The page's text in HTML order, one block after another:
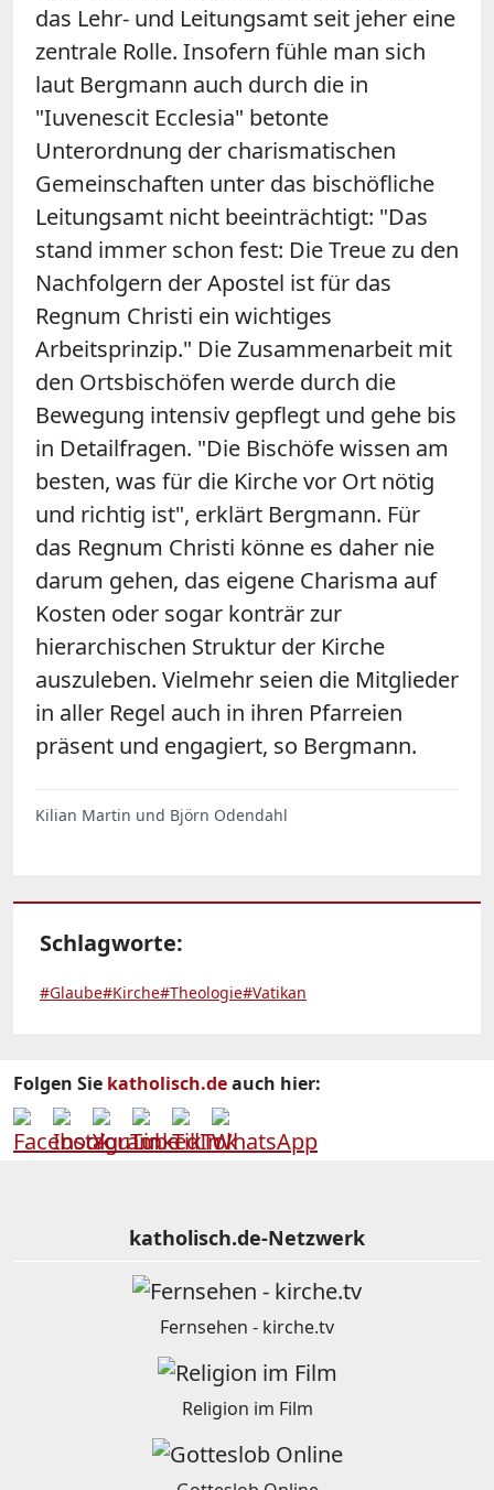
das Lehr- und Leitungsamt seit jeher eine
zentrale Rolle. Insofern fühle man sich
laut Bergmann auch durch die in
"Iuvenescit Ecclesia" betonte
Unterordnung der charismatischen
Gemeinschaften unter das bischöfliche
Leitungsamt nicht beeinträchtigt: "Das
stand immer schon fest: Die Treue zu den
Nachfolgern der Apostel ist für das
Regnum Christi ein wichtiges
Arbeitsprinzip." Die Zusammenarbeit mit
den Ortsbischöfen werde durch die
Bewegung intensiv gepflegt und gehe bis
in Detailfragen. "Die Bischöfe wissen am
besten, was für die Kirche vor Ort nötig
und richtig ist", erklärt Bergmann. Für
das Regnum Christi könne es daher nie
darum gehen, das eigene Charisma auf
Kosten oder sogar konträr zur
hierarchischen Struktur der Kirche
auszuleben. Vielmehr seien die Mitglieder
in aller Regel auch in ihren Pfarreien
präsent und engagiert, so Bergmann.
Kilian Martin und Björn Odendahl
Schlagworte:
#Glaube#Kirche#Theologie#Vatikan
Folgen Sie katholisch.deauch hier:
katholisch.de-Netzwerk
Fernsehen - kirche.tv
Religion im Film